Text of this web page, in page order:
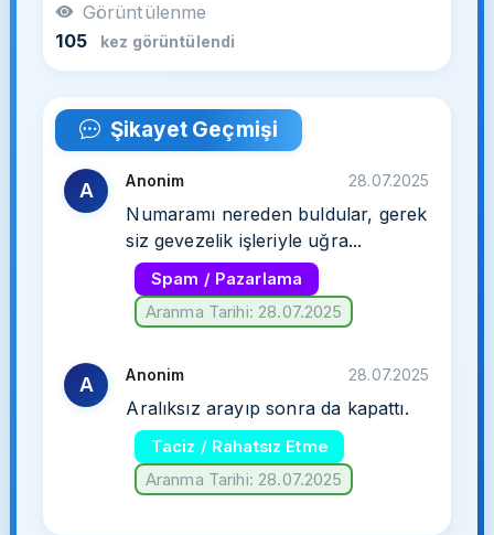
Görüntülenme
105
kez görüntülendi
Şikayet Geçmişi
A Anonim 28.07.2025
Numaramı nereden buldular, gerek
siz gevezelik işleriyle uğra...
Spam / Pazarlama
Aranma Tarihi: 28.07.2025
A Anonim 28.07.2025
Aralıksız arayıp sonra da kapattı.
Taciz / Rahatsız Etme
Aranma Tarihi: 28.07.2025